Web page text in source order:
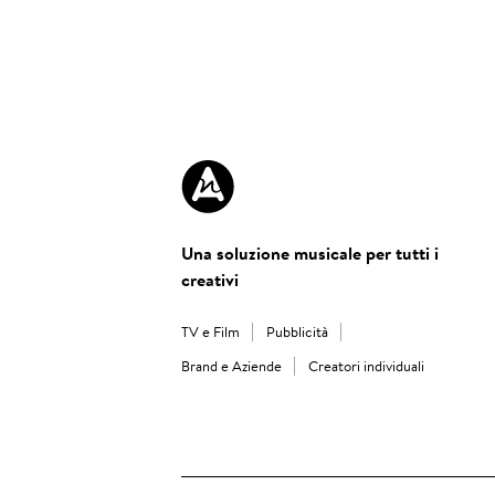
Una soluzione musicale per tutti i
creativi
TV e Film
Pubblicità
Brand e Aziende
Creatori individuali